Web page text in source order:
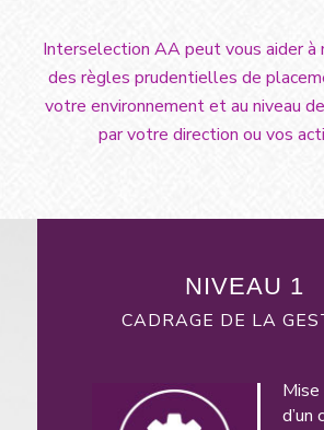
Interselection AA peut vous aider à
des règles prudentielles de
votre environnement et au niveau
par votre direction ou vos
NIVEAU 1
CADRAGE DE LA
Mise
d’un